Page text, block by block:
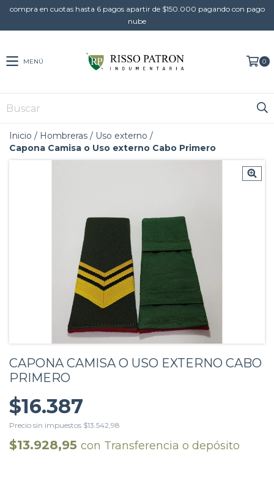
compra en cuotas hasta 6 pagos apartir de $150.000 pagando con pago
nube
MENÚ 0
Inicio / Hombreras / Uso externo /
Capona Camisa o Uso externo Cabo Primero
CAPONA CAMISA O USO EXTERNO CABO
PRIMERO
$16.387
Precio sin impuestos $13.542,98
$13.928,95 con Transferencia o depósito